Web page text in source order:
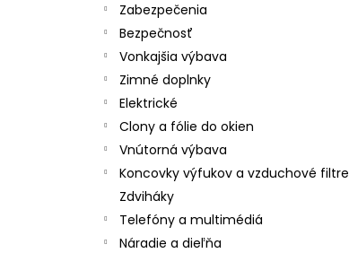
Zabezpečenia
Bezpečnosť
Vonkajšia výbava
Zimné doplnky
Elektrické
Clony a fólie do okien
Vnútorná výbava
Koncovky výfukov a vzduchové filtre
Zdviháky
Telefóny a multimédiá
Náradie a dieľňa